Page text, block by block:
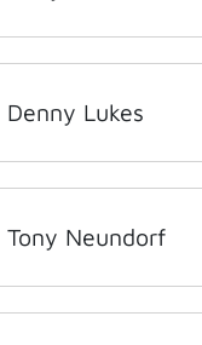
Denny Lukes
Tony Neundorf